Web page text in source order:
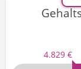
4.829 €